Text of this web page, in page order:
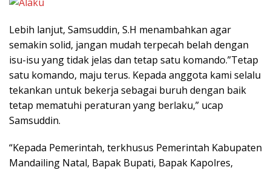
Lebih lanjut, Samsuddin, S.H menambahkan agar
semakin solid, jangan mudah terpecah belah dengan
isu-isu yang tidak jelas dan tetap satu komando.”Tetap
satu komando, maju terus. Kepada anggota kami selalu
tekankan untuk bekerja sebagai buruh dengan baik
tetap mematuhi peraturan yang berlaku,” ucap
Samsuddin.
“Kepada Pemerintah, terkhusus Pemerintah Kabupaten
Mandailing Natal, Bapak Bupati, Bapak Kapolres,